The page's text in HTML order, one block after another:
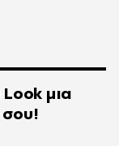
Look μια
σου!